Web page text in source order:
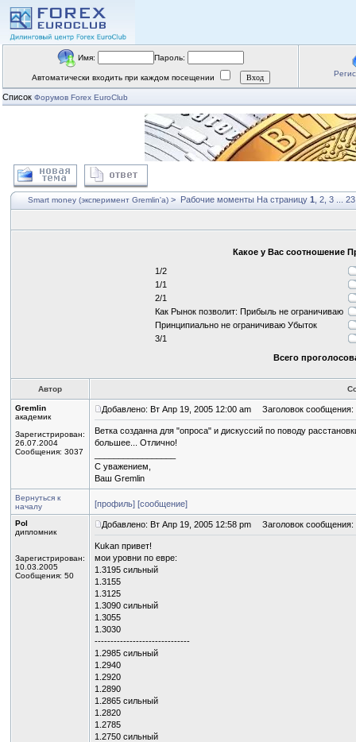
Имя: Пароль:
Автоматически входить при каждом посещении
Список Форумов Forex EuroClub
Smart money (эксперимент Gremlin'a) > Рабочие моменты На страницу 1 2 3 23
Какое у Вас соотношение
1/2
1/1
2/1
Как Рынок позволит: Прибыль не ограничиваю
Принципиально не ограничиваю Убыток
3/1
Всего
Автор
Gremlin
академик
Зарегистрирован:
26.07.2004
Сообщения: 3037
Добавлено: Вт Апр 19, 2005 12:00 am Заголовок
Ветка созданна для "опроса" и дискуссий по поводу
большее... Отлично!
С уважением,
Ваш Gremlin
Вернуться к
началу
[профиль] [сообщение]
Pol
дипломник
Зарегистрирован:
10.03.2005
Сообщения: 50
Добавлено: Вт Апр 19, 2005 12:58 pm Заголовок сообщения:
Kukan привет!
мои уровни по евре:
1.3195 сильный
1.3155
1.3125
1.3090 сильный
1.3055
1.3030
------------------------------
1.2985 сильный
1.2940
1.2920
1.2890
1.2865 сильный
1.2820
1.2785
1.2750 сильный